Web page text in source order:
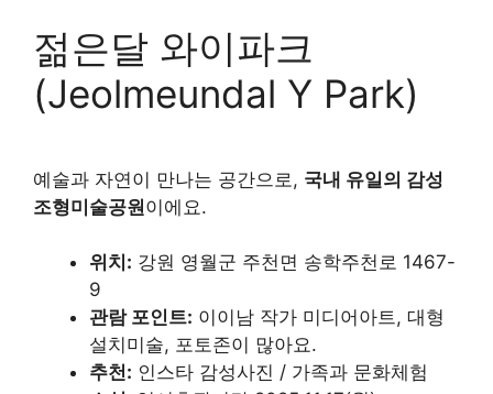
젊은달 와이파크
(Jeolmeundal Y Park)
예술과 자연이 만나는 공간으로, 국내 유일의 감성
조형미술공원이에요.
위치: 강원 영월군 주천면 송학주천로 1467-
9
관람 포인트: 이이남 작가 미디어아트, 대형
설치미술, 포토존이 많아요.
추천: 인스타 감성사진 / 가족과 문화체험